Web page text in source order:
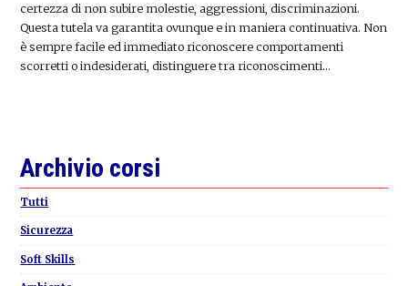
certezza di non subire molestie, aggressioni, discriminazioni.
Questa tutela va garantita ovunque e in maniera continuativa. Non
è sempre facile ed immediato riconoscere comportamenti
scorretti o indesiderati, distinguere tra riconoscimenti…
Primary
Sidebar
Archivio corsi
Tutti
Sicurezza
Soft Skills